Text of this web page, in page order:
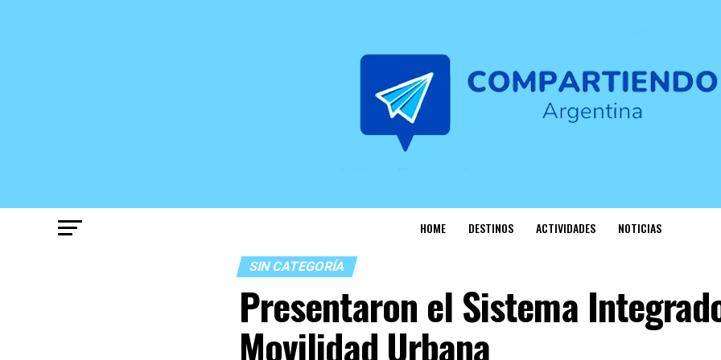
HOME DESTINOS ACTIVIDADES NOTICIAS
SIN CATEGORÍA
Presentaron el Sistema
Movilidad Urbana